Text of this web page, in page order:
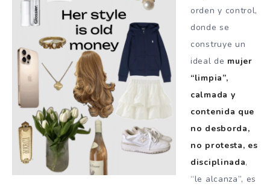
orden y control,
donde se
construye un
ideal de mujer
“limpia”,
calmada y
contenida que
no desborda,
no protesta, es
disciplinada,
“le alcanza”, es